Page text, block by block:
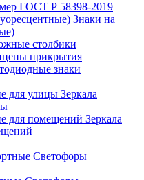
ГОСТ Р 58398-2019
Знаки на
столбики
прикрытия
знаки
Зеркала
Зеркала
Светофоры